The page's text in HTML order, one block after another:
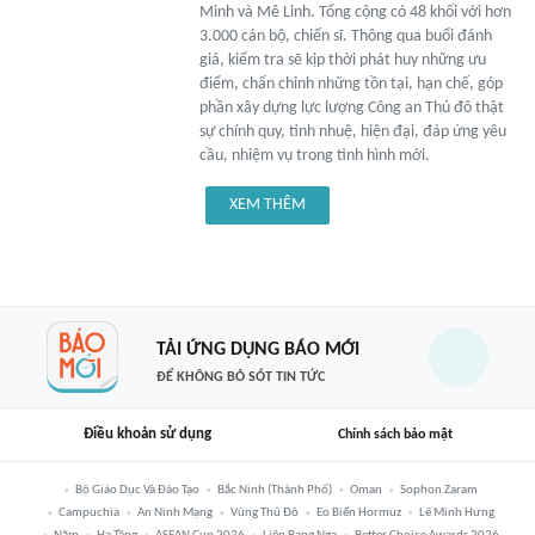
Minh và Mê Linh. Tổng cộng có 48 khối với hơn
3.000 cán bộ, chiến sĩ. Thông qua buổi đánh
giá, kiểm tra sẽ kịp thời phát huy những ưu
điểm, chấn chỉnh những tồn tại, hạn chế, góp
phần xây dựng lực lượng Công an Thủ đô thật
sự chính quy, tinh nhuệ, hiện đại, đáp ứng yêu
cầu, nhiệm vụ trong tình hình mới.
XEM THÊM
TẢI ỨNG DỤNG BÁO MỚI
ĐỂ KHÔNG BỎ SÓT TIN TỨC
Điều khoản sử dụng Chính sách bảo mật
Bộ Giáo Dục Và Đào Tạo Bắc Ninh (thành Phố) Oman
Sophon Zaram
Campuchia
An Ninh Mạng Vùng Thủ Đô Eo Biển Hormuz
Lê Minh Hưng